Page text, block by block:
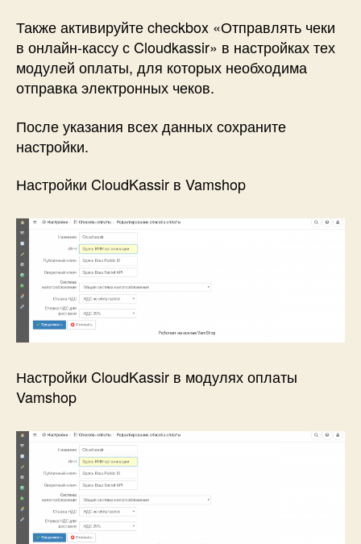
Также активируйте checkbox «Отправлять чеки
в онлайн-кассу с Cloudkassir» в настройках тех
модулей оплаты, для которых необходима
отправка электронных чеков.
После указания всех данных сохраните
настройки.
Настройки CloudKassir в Vamshop
Настройки CloudKassir в модулях оплаты
Vamshop